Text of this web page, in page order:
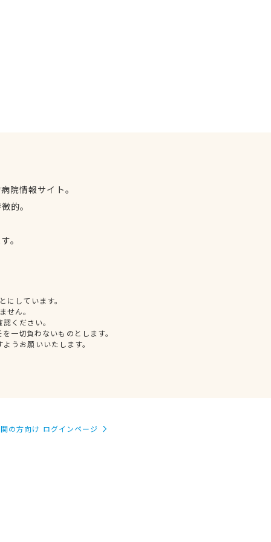
院情報サイト。
的。
。
しています。
せん。
ください。
一切負わないものとします。
うお願いいたします。
の方向け ログインページ